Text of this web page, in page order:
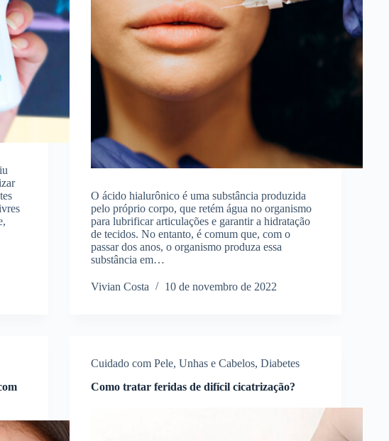
O ácido hialurônico é uma substância produzida
pelo próprio corpo, que retém água no organismo
para lubrificar articulações e garantir a hidratação
de tecidos. No entanto, é comum que, com o
passar dos anos, o organismo produza essa
substância em…
Vivian Costa 10 de novembro de 2022
Cuidado com Pele, Unhas e Cabelos, Diabetes
Como tratar feridas de difícil cicatrização?